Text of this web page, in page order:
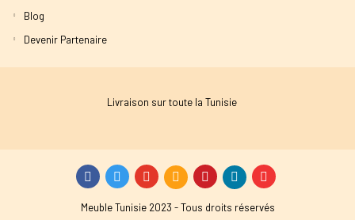
Blog
Devenir Partenaire
Livraison sur toute la Tunisie
Meuble Tunisie 2023 - Tous droits réservés